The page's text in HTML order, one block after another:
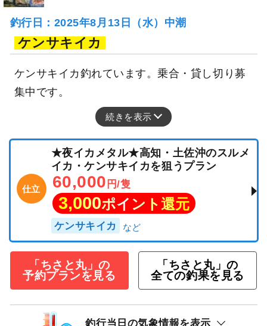
釣行日：2025年8月13日（水）中潮
ケンサキイカ
ケンサキイカ釣れています。乗合・貸し切り募
集中です。
続きを表示
仕立
★夜イカメタル★高知・土佐沖のスルメ
イカ・ケンサキイカを狙うプラン
60,000 円/隻
3,000ポイント還元
ケンサキイカ
「ちさと丸」の
予約プランを見る
「ちさと丸」の
全ての釣果を見る
釣行当日の気象情報を表示